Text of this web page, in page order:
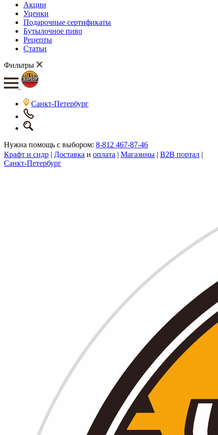
Акции
Уценки
Подарочные сертификаты
Бутылочное пиво
Рецепты
Статьи
Фильтры
Санкт-Петербург
Нужна помощь с выбором: 8-812 467-87-46
Крафт и сидр | Доставка и оплата | Магазины | B2B портал |
Санкт-Петербург